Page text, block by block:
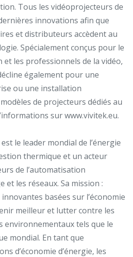
Tous les vidéoprojecteurs de
innovations afin que
et distributeurs accèdent au
Spécialement conçus pour le
et les professionnels de la vidéo,
également pour une
ou une installation
de projecteurs dédiés au
surwww.vivitek.eu.
le leader mondial de l’énergie
thermique et un acteur
de l’automatisation
et les réseaux. Sa mission :
basées sur l’économie
meilleur et lutter contre les
environnementaux tels que le
mondial. En tant que
d’économie d’énergie, les